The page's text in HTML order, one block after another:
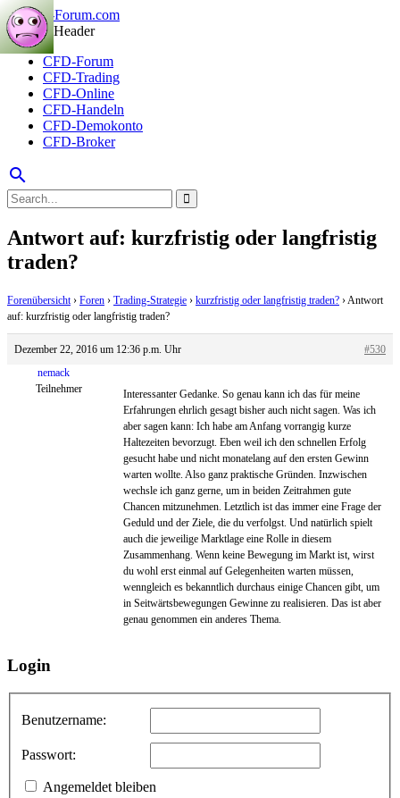
CFD-Forum
CFD-Trading
CFD-Online
CFD-Handeln
CFD-Demokonto
CFD-Broker
search
Antwort auf: kurzfristig oder langfristig
traden?
Forenübersicht › Foren › Trading-Strategie › kurzfristig oder langfristig traden? ›Antwort
auf: kurzfristig oder langfristig traden?
Dezember 22, 2016 um 12:36 p.m. Uhr
#530
nemack
Teilnehmer
Interessanter Gedanke. So genau kann ich das für meine
Erfahrungen ehrlich gesagt bisher auch nicht sagen. Was ich
aber sagen kann: Ich habe am Anfang vorrangig kurze
Haltezeiten bevorzugt. Eben weil ich den schnellen Erfolg
gesucht habe und nicht monatelang auf den ersten Gewinn
warten wollte. Also ganz praktische Gründen. Inzwischen
wechsle ich ganz gerne, um in beiden Zeitrahmen gute
Chancen mitzunehmen. Letztlich ist das immer eine Frage der
Geduld und der Ziele, die du verfolgst. Und natürlich spielt
auch die jeweilige Marktlage eine Rolle in diesem
Zusammenhang. Wenn keine Bewegung im Markt ist, wirst
du wohl erst einmal auf Gelegenheiten warten müssen,
wenngleich es bekanntlich durchaus einige Chancen gibt, um
in Seitwärtsbewegungen Gewinne zu realisieren. Das ist aber
genau genommen ein anderes Thema.
Login
Benutzername:
Passwort:
Angemeldet bleiben